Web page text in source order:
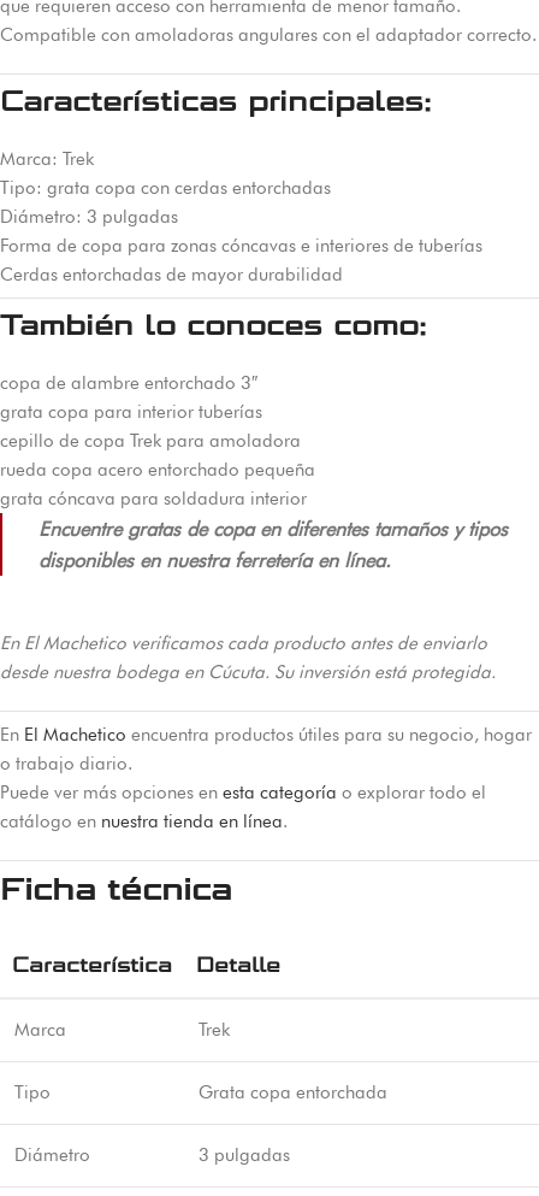
que requieren acceso con herramienta de menor tamaño.
Compatible con amoladoras angulares con el adaptador correcto.
Características principales:
Marca: Trek
Tipo: grata copa con cerdas entorchadas
Diámetro: 3 pulgadas
Forma de copa para zonas cóncavas e interiores de tuberías
Cerdas entorchadas de mayor durabilidad
También lo conoces como:
copa de alambre entorchado 3″
grata copa para interior tuberías
cepillo de copa Trek para amoladora
rueda copa acero entorchado pequeña
grata cóncava para soldadura interior
Encuentre gratas de copa en diferentes tamaños y tipos
disponibles en nuestra ferretería en línea.
En El Machetico verificamos cada producto antes de enviarlo
desde nuestra bodega en Cúcuta. Su inversión está protegida.
En El Machetico encuentra productos útiles para su negocio, hogar
o trabajo diario.
Puede ver más opciones en esta categoría o explorar todo el
catálogo en nuestra tienda en línea.
Ficha técnica
Característica Detalle
Marca Trek
Tipo Grata copa entorchada
Diámetro 3 pulgadas